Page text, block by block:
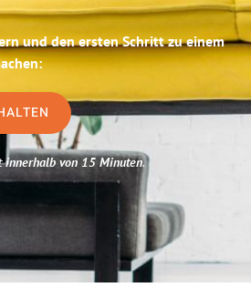
und den ersten Schritt zu einem
innerhalb von 15 Minuten.